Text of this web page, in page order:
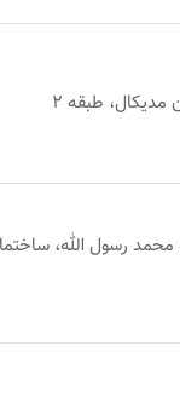
محمد رسول الله،